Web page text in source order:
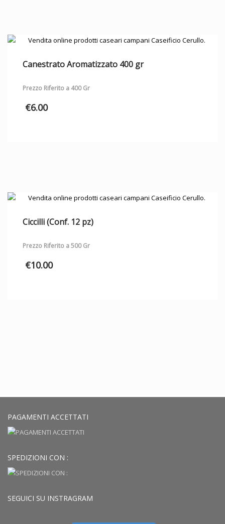
Canestrato Aromatizzato 400 gr
Prezzo Riferito a 400 Gr
€6.00
Ciccilli (Conf. 12 pz)
Prezzo Riferito a 500 Gr
€10.00
PAGAMENTI ACCETTATI
SPEDIZIONI CON :
SEGUICI SU INSTRAGRAM